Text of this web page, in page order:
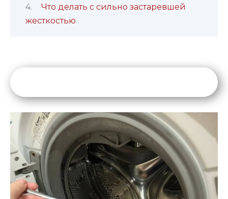
Что делать с сильно застаревшей
жесткостью